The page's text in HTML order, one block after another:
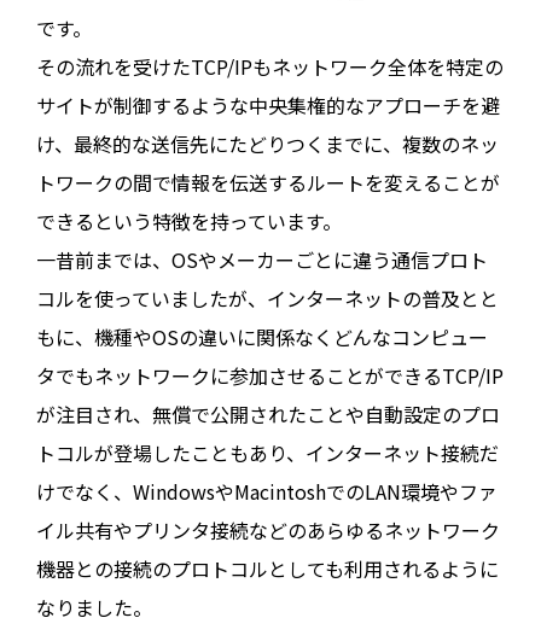
です。
その流れを受けたTCP/IPもネットワーク全体を特定の
サイトが制御するような中央集権的なアプローチを避
け、最終的な送信先にたどりつくまでに、複数のネッ
トワークの間で情報を伝送するルートを変えることが
できるという特徴を持っています。
一昔前までは、OSやメーカーごとに違う通信プロト
コルを使っていましたが、インターネットの普及とと
もに、機種やOSの違いに関係なくどんなコンピュー
タでもネットワークに参加させることができるTCP/IP
が注目され、無償で公開されたことや自動設定のプロ
トコルが登場したこともあり、インターネット接続だ
けでなく、WindowsやMacintoshでのLAN環境やファ
イル共有やプリンタ接続などのあらゆるネットワーク
機器との接続のプロトコルとしても利用されるように
なりました。